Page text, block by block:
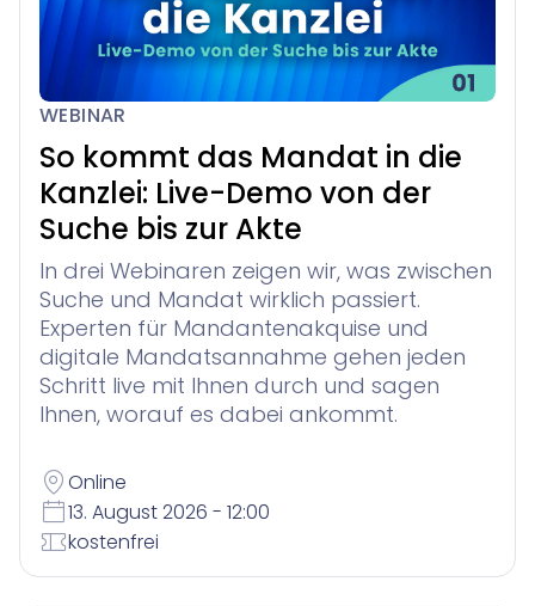
WEBINAR
So kommt das Mandat in die
Kanzlei: Live-Demo von der
Suche bis zur Akte
In drei Webinaren zeigen wir, was zwischen
Suche und Mandat wirklich passiert.
Experten für Mandantenakquise und
digitale Mandatsannahme gehen jeden
Schritt live mit Ihnen durch und sagen
Ihnen, worauf es dabei ankommt.
Online
13. August 2026 - 12:00
kostenfrei